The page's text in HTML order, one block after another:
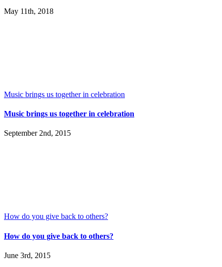
May 11th, 2018
Music brings us together in celebration
Music brings us together in celebration
September 2nd, 2015
How do you give back to others?
How do you give back to others?
June 3rd, 2015